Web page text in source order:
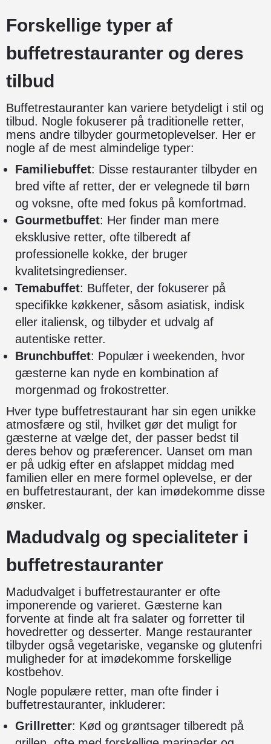
Forskellige typer af
buffetrestauranter og deres
tilbud
Buffetrestauranter kan variere betydeligt i stil og
tilbud. Nogle fokuserer på traditionelle retter,
mens andre tilbyder gourmetoplevelser. Her er
nogle af de mest almindelige typer:
Familiebuffet: Disse restauranter tilbyder en
bred vifte af retter, der er velegnede til børn
og voksne, ofte med fokus på komfortmad.
Gourmetbuffet: Her finder man mere
eksklusive retter, ofte tilberedt af
professionelle kokke, der bruger
kvalitetsingredienser.
Temabuffet: Buffeter, der fokuserer på
specifikke køkkener, såsom asiatisk, indisk
eller italiensk, og tilbyder et udvalg af
autentiske retter.
Brunchbuffet: Populær i weekenden, hvor
gæsterne kan nyde en kombination af
morgenmad og frokostretter.
Hver type buffetrestaurant har sin egen unikke
atmosfære og stil, hvilket gør det muligt for
gæsterne at vælge det, der passer bedst til
deres behov og præferencer. Uanset om man
er på udkig efter en afslappet middag med
familien eller en mere formel oplevelse, er der
en buffetrestaurant, der kan imødekomme disse
ønsker.
Madudvalg og specialiteter i
buffetrestauranter
Madudvalget i buffetrestauranter er ofte
imponerende og varieret. Gæsterne kan
forvente at finde alt fra salater og forretter til
hovedretter og desserter. Mange restauranter
tilbyder også vegetariske, veganske og glutenfri
muligheder for at imødekomme forskellige
kostbehov.
Nogle populære retter, man ofte finder i
buffetrestauranter, inkluderer:
Grillretter: Kød og grøntsager tilberedt på